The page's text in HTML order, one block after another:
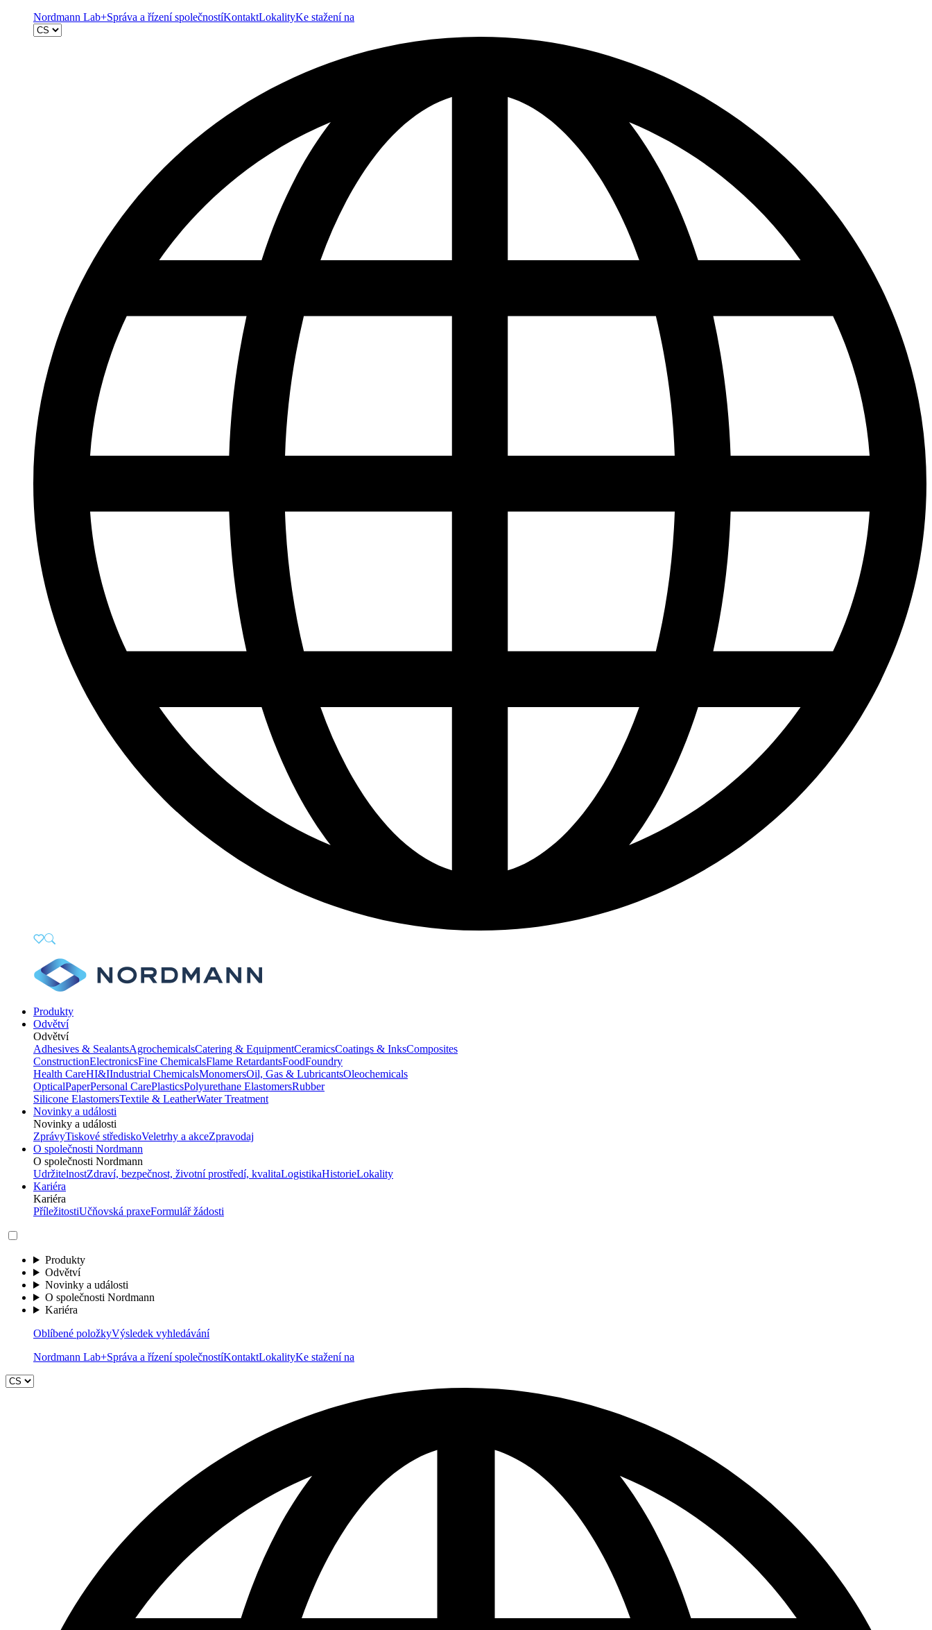
Nordmann Lab+Správa a řízení společnostíKontaktLokalityKe stažení na
Produkty
Odvětví
Odvětví
Adhesives & SealantsAgrochemicalsCatering & EquipmentCeramicsCoatings & InksComposites
ConstructionElectronicsFine ChemicalsFlame RetardantsFoodFoundry
Health CareHI&IIndustrial ChemicalsMonomersOil, Gas & LubricantsOleochemicals
OpticalPaperPersonal CarePlasticsPolyurethane ElastomersRubber
Silicone ElastomersTextile & LeatherWater Treatment
Novinky a události
Novinky a události
ZprávyTiskové střediskoVeletrhy a akceZpravodaj
O společnosti Nordmann
O společnosti Nordmann
UdržitelnostZdraví, bezpečnost, životní prostředí, kvalitaLogistikaHistorieLokality
Kariéra
Kariéra
PříležitostiUčňovská praxeFormulář žádosti
Produkty
Odvětví
Novinky a události
O společnosti Nordmann
Kariéra
Oblíbené položkyVýsledek vyhledávání
Nordmann Lab+Správa a řízení společnostíKontaktLokalityKe stažení na